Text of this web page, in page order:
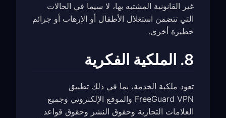
غير القانونية المشتبه بها، لا سيما في الحالات
التي تتضمن استغلال الأطفال أو الإرهاب أو جرائم
خطيرة أخرى.
8. الملكية الفكرية
تعود ملكية الخدمة، بما في ذلك تطبيق
FreeGuard VPN والموقع الإلكتروني وجميع
العلامات التجارية وحقوق النشر وحقوق قواعد